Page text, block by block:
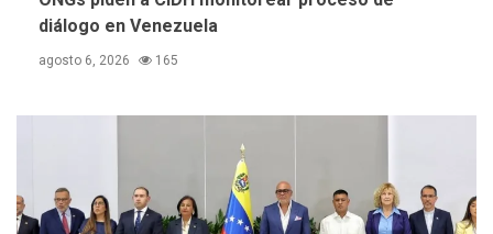
diálogo en Venezuela
agosto 6, 2026 165